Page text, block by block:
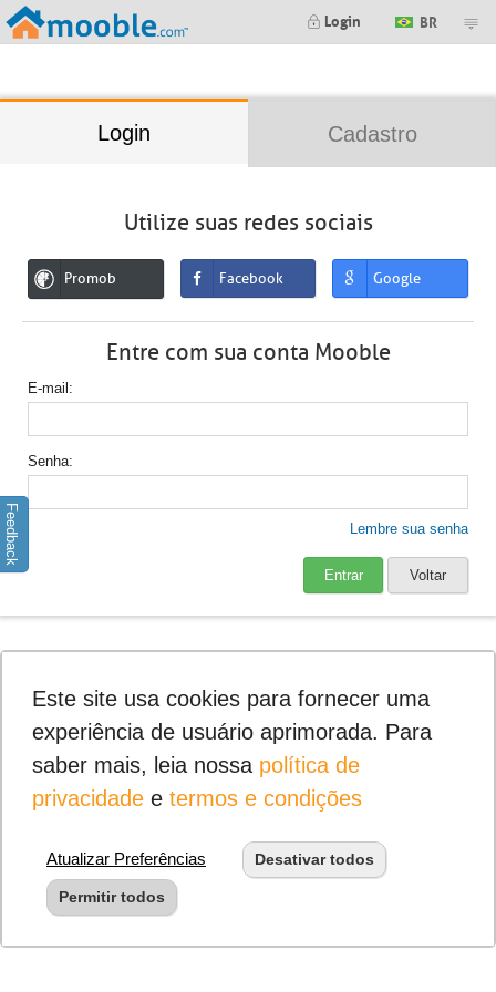
Login BR
Login Cadastro
Utilize suas redes sociais
Promob Facebook Google
Entre com sua conta Mooble
E-mail
Senha
Lembre sua senha
Entrar Voltar
Feedback
Este site usa cookies para fornecer uma
experiência de usuário aprimorada. Para
saber mais, leia nossa política de
privacidadee termos e condições
Atualizar Preferências Desativar todos
Permitir todos